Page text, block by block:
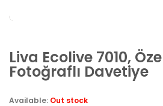
Liva Ecolive 7010,
Fotoğraflı Davetiye
Available: Out stock